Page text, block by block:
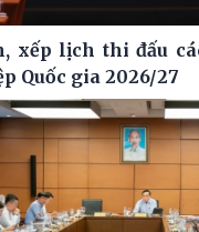
xếp lịch thi đấu
Quốc gia 2026/27